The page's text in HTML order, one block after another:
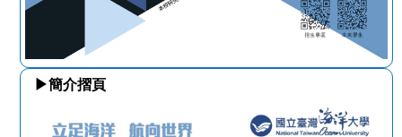
▶簡介摺頁